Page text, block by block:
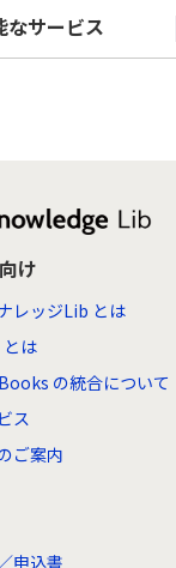
なサービス
け
レッジLib とは
は
の統合について
ス
ご案内
申込書